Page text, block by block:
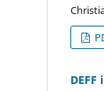
DEFF